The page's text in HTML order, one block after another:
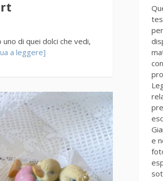
di quei dolci che vedi,
a leggere]
e